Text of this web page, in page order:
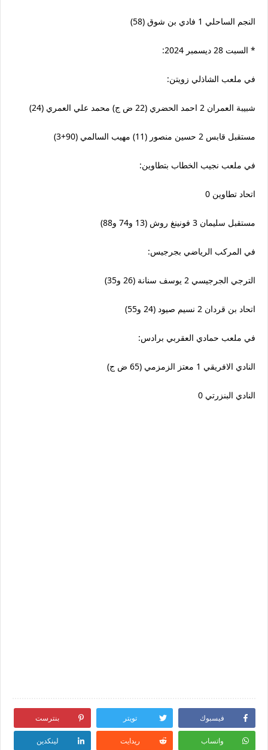
النجم الساحلي 1 فادي بن شوق (58)
* السبت 28 ديسمبر 2024:
في ملعب الشاذلي زويتن:
شبيبة العمران 2 احمد الحضري (22 ض ج) محمد علي العمري (24)
مستقبل قابس 2 حسين منصور (11) مهيب السالمي (90+3)
في ملعب نجيب الخطاب بتطاوين:
اتحاد تطاوين 0
مستقبل سليمان 3 فونينغ روش (13 و74 و88)
في المركب الرياضي بجرجيس:
الترجي الجرجيسي 2 يوسف سنانة (26 و35)
اتحاد بن قردان 2 نسيم صيود (24 و55)
في ملعب حمادي العقربي برادس:
النادي الافريقي 1 معتز الزمزمي (65 ض ج)
النادي البنزرتي 0
فيسبوك تويتر بنترست
واتساب ريدايت لينكدين